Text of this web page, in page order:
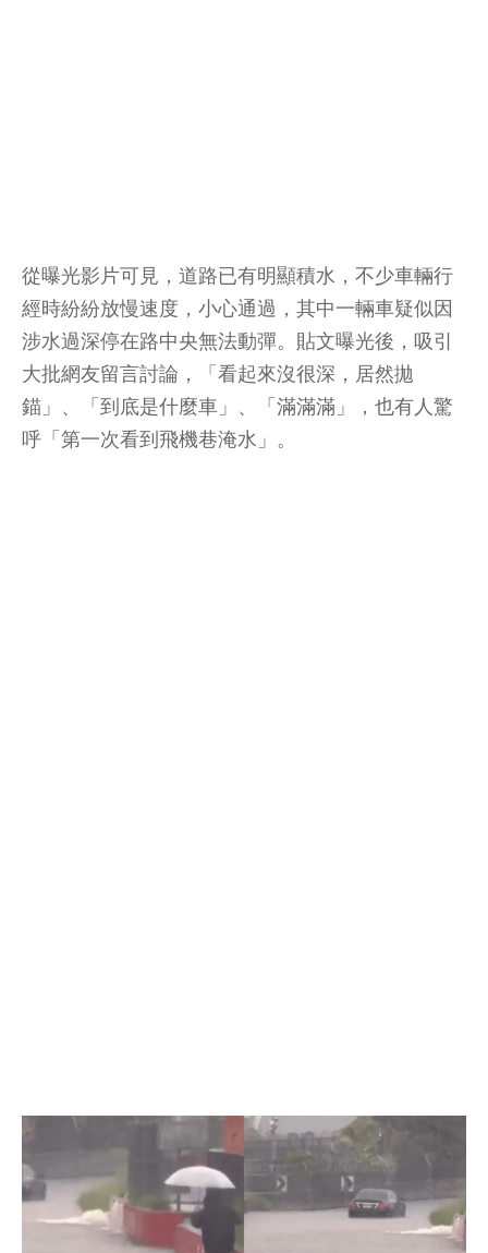
從曝光影片可見，道路已有明顯積水，不少車輛行
經時紛紛放慢速度，小心通過，其中一輛車疑似因
涉水過深停在路中央無法動彈。貼文曝光後，吸引
大批網友留言討論，「看起來沒很深，居然拋
錨」、「到底是什麼車」、「滿滿滿」，也有人驚
呼「第一次看到飛機巷淹水」。